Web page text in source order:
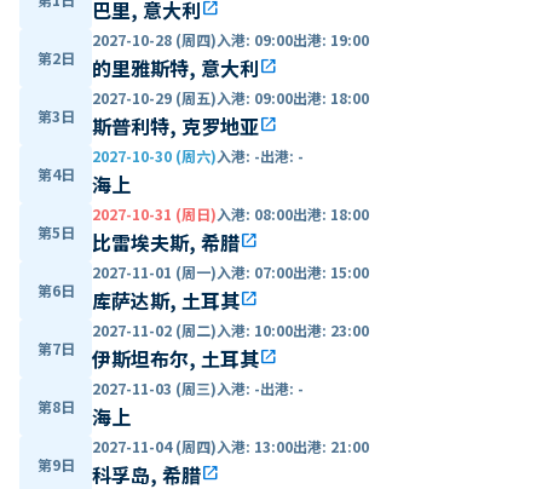
巴里, 意大利open_in_new
第2日
2027-10-28 (周四)入港: 09:00出港: 19:00
的里雅斯特, 意大利open_in_new
第3日
2027-10-29 (周五)入港: 09:00出港: 18:00
斯普利特, 克罗地亚open_in_new
第4日
2027-10-30 (周六)入港: -出港: -
海上
第5日
2027-10-31 (周日)入港: 08:00出港: 18:00
比雷埃夫斯, 希腊open_in_new
第6日
2027-11-01 (周一)入港: 07:00出港: 15:00
库萨达斯, 土耳其open_in_new
第7日
2027-11-02 (周二)入港: 10:00出港: 23:00
伊斯坦布尔, 土耳其open_in_new
第8日
2027-11-03 (周三)入港: -出港: -
海上
第9日
2027-11-04 (周四)入港: 13:00出港: 21:00
科孚岛, 希腊open_in_new